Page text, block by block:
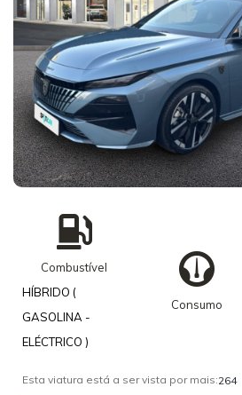
Combustível
HÍBRIDO (
GASOLINA -
ELÉCTRICO )
Consumo
Esta viatura está a ser vista por mais:264